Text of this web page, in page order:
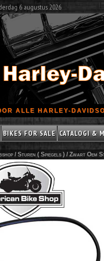
6 augustus 2026
ALLE HARLEY-
BIKES FOR SALE CATALOGI &
/ Sturen ( Spiegels ) / Zwart Oem